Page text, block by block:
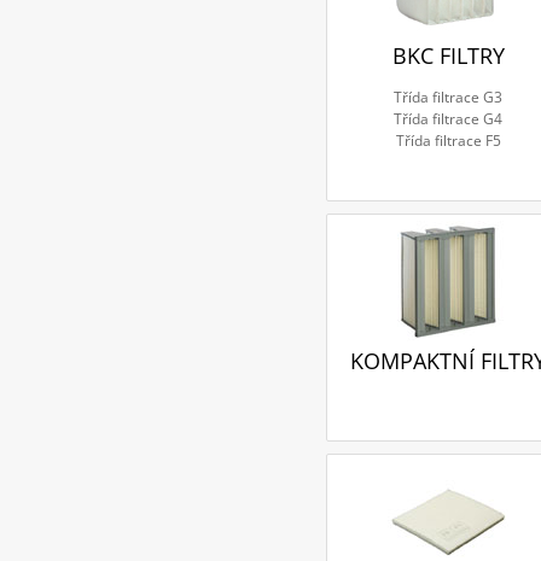
BKC FILTRY
Třída filtrace G3
Třída filtrace G4
Třída filtrace F5
KOMPAKTNÍ